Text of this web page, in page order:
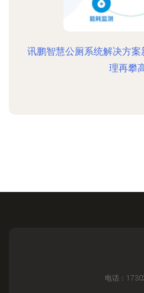
讯鹏智慧公厕系统解决方
理再攀
电话：